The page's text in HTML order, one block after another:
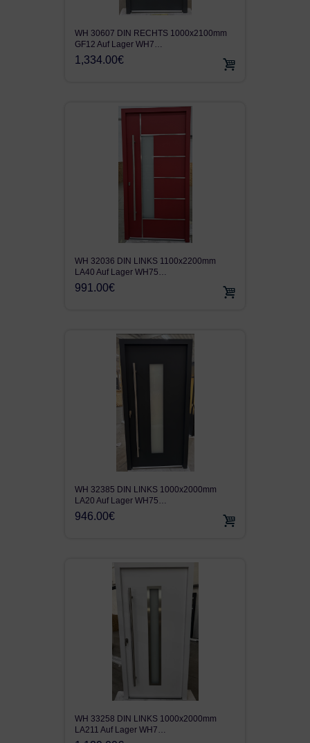
WH 30607 DIN RECHTS 1000x2100mm
GF12 Auf Lager WH7…
1,334.00€
WH 32036 DIN LINKS 1100x2200mm
LA40 Auf Lager WH75…
991.00€
WH 32385 DIN LINKS 1000x2000mm
LA20 Auf Lager WH75…
946.00€
WH 33258 DIN LINKS 1000x2000mm
LA211 Auf Lager WH7…